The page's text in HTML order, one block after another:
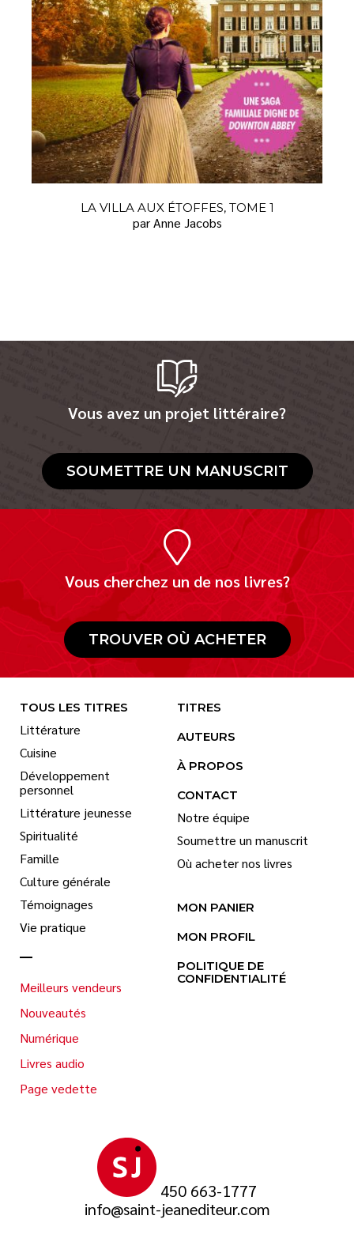
LA VILLA AUX ÉTOFFES, TOME 1
par Anne Jacobs
Vous avez un projet littéraire?
SOUMETTRE UN MANUSCRIT
Vous cherchez un de nos livres?
TROUVER OÙ ACHETER
450 663-1777
info@saint-jeanediteur.com
TOUS LES TITRES
Littérature
Cuisine
Développement
personnel
Littérature jeunesse
Spiritualité
Famille
Culture générale
Témoignages
Vie pratique
Meilleurs vendeurs
Nouveautés
Numérique
Livres audio
Page vedette
TITRES
AUTEURS
À PROPOS
CONTACT
Notre équipe
Soumettre un manuscrit
Où acheter nos livres
MON PANIER
MON PROFIL
POLITIQUE DE
CONFIDENTIALITÉ